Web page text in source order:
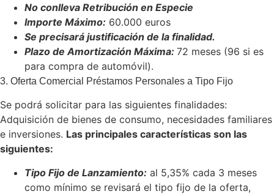
No conlleva Retribución en Especie
Importe Máximo: 60.000 euros
Se precisará justificación de la finalidad.
Plazo de Amortización Máxima: 72 meses (96 si es
para compra de automóvil).
3. Oferta Comercial Préstamos Personales a Tipo Fijo
Se podrá solicitar para las siguientes finalidades:
Adquisición de bienes de consumo, necesidades familiares
e inversiones. Las principales características son las
siguientes:
Tipo Fijo de Lanzamiento: al 5,35% cada 3 meses
como mínimo se revisará el tipo fijo de la oferta,